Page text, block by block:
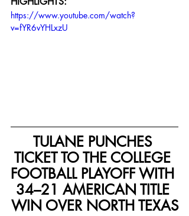
https://www.youtube.com/watch?
v=fYR6vYHLxzU
TULANE PUNCHES
TICKET TO THE COLLEGE
FOOTBALL PLAYOFF WITH
34–21 AMERICAN TITLE
WIN OVER NORTH TEXAS